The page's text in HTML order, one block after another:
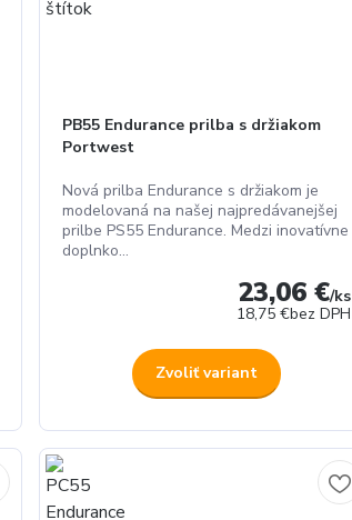
PB55 Endurance prilba s držiakom
Portwest
Nová prilba Endurance s držiakom je
modelovaná na našej najpredávanejšej
prilbe PS55 Endurance. Medzi inovatívne
doplnko...
23,06 €/ks
18,75 €bez DPH
Zvoliť variant